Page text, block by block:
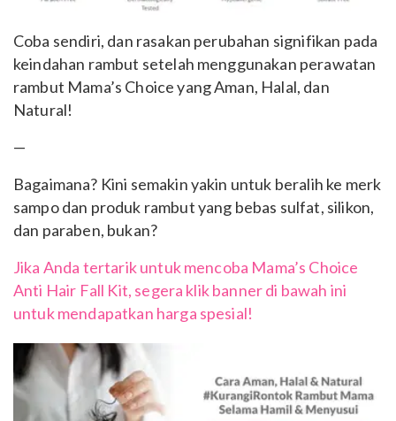
Coba sendiri, dan rasakan perubahan signifikan pada
keindahan rambut setelah menggunakan perawatan
rambut Mama’s Choice yang Aman, Halal, dan
Natural!
—
Bagaimana? Kini semakin yakin untuk beralih ke merk
sampo dan produk rambut yang bebas sulfat, silikon,
dan paraben, bukan?
Jika Anda tertarik untuk mencoba Mama’s Choice
Anti Hair Fall Kit, segera klik banner di bawah ini
untuk mendapatkan harga spesial!